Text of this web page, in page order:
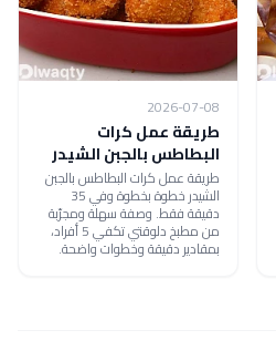
2026-07-08
طريقة عمل كرات
البطاطس بالجبن الشيدر
طريقة عمل كرات البطاطس بالجبن
الشيدر خطوة بخطوة وفي 35
دقيقة فقط. وصفة سهلة ومجرّبة
من مطبخ دلوقتي تكفي 5 أفراد،
بمقادير دقيقة وخطوات واضحة.